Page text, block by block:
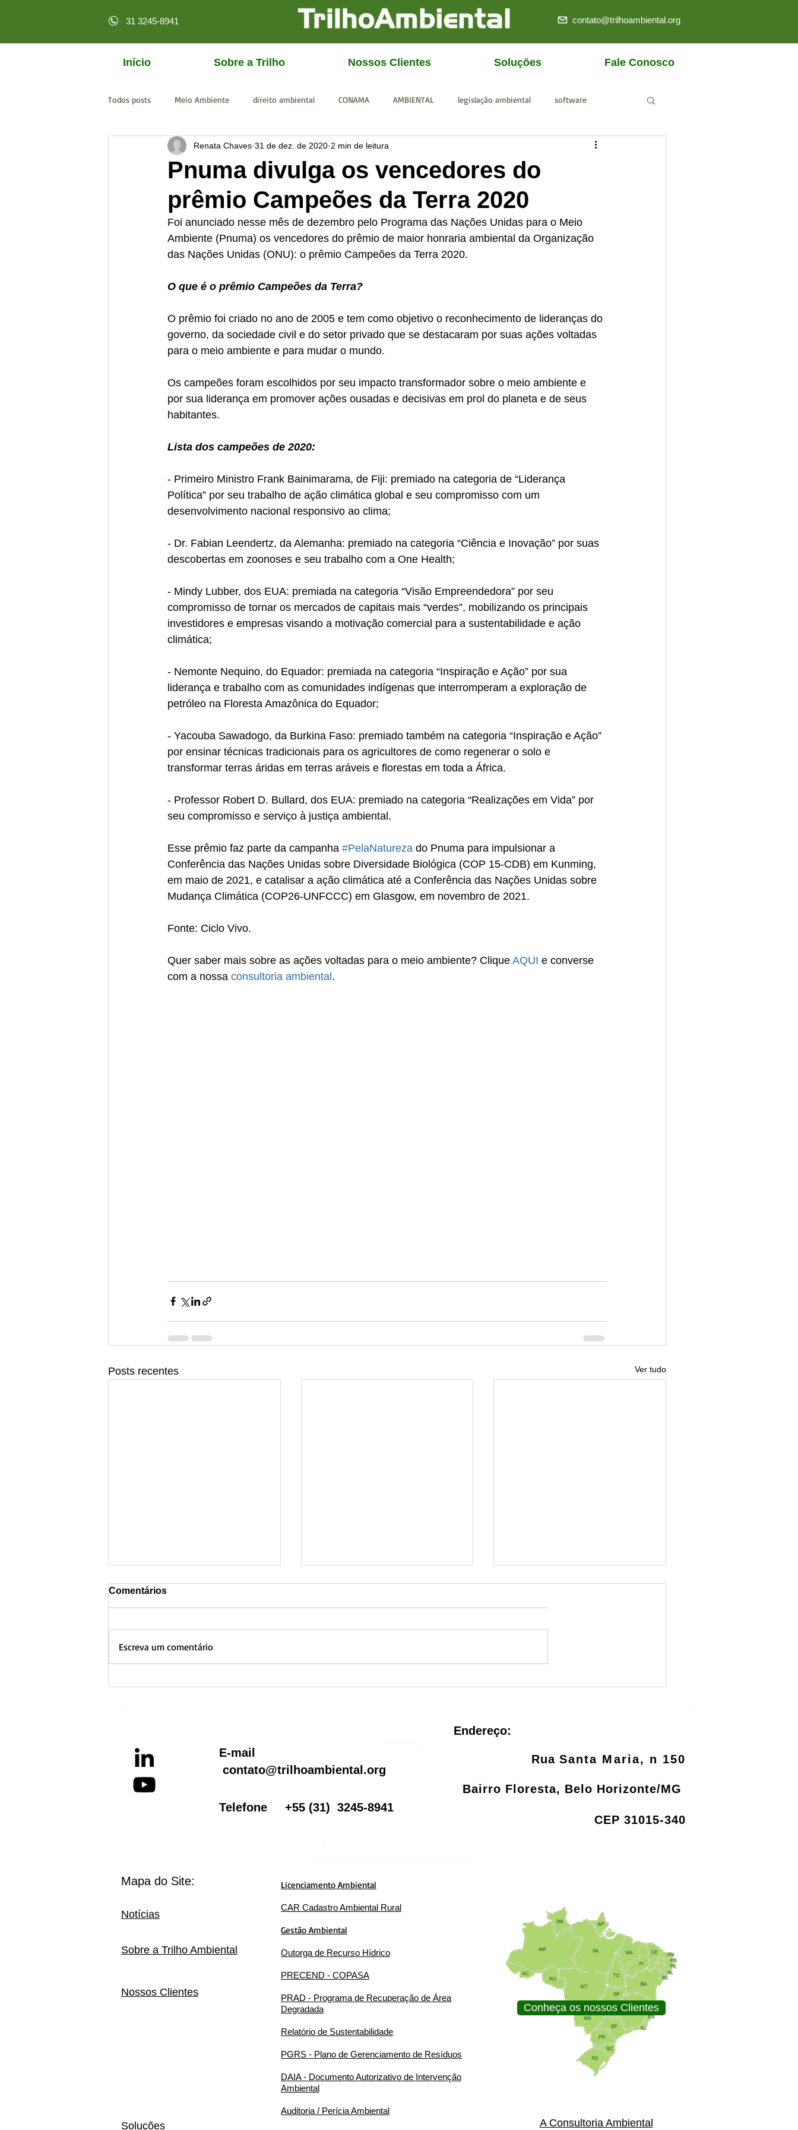
31 3245-8941 contato@trilhoambiental.org
Início Sobre a Trilho Nossos Clientes Soluçōes Fale Conosco
Todos posts Meio Ambiente direito ambiental CONAMA AMBIENTAL legislação ambiental software
licenciamento online MPF CGU IBAMA SISEMA
Pnuma divulga os vencedores do
prêmio Campeões da Terra 2020
Renata Chaves 31 de dez. de 2020 2 min de leitura
Foi anunciado nesse mês de dezembro pelo Programa das Nações Unidas para o Meio
Ambiente (Pnuma) os vencedores do prêmio de maior honraria ambiental da Organização
das Nações Unidas (ONU): o prêmio Campeões da Terra 2020.
O que é o prêmio Campeões da Terra?
O prêmio foi criado no ano de 2005 e tem como objetivo o reconhecimento de lideranças do
governo, da sociedade civil e do setor privado que se destacaram por suas ações voltadas
para o meio ambiente e para mudar o mundo.
Os campeões foram escolhidos por seu impacto transformador sobre o meio ambiente e
por sua liderança em promover ações ousadas e decisivas em prol do planeta e de seus
habitantes.
Lista dos campeões de 2020:
- Primeiro Ministro Frank Bainimarama, de Fiji: premiado na categoria de “Liderança
Política” por seu trabalho de ação climática global e seu compromisso com um
desenvolvimento nacional responsivo ao clima;
- Dr. Fabian Leendertz, da Alemanha: premiado na categoria “Ciência e Inovação” por suas
descobertas em zoonoses e seu trabalho com a One Health;
- Mindy Lubber, dos EUA: premiada na categoria “Visão Empreendedora” por seu
compromisso de tornar os mercados de capitais mais “verdes”, mobilizando os principais
investidores e empresas visando a motivação comercial para a sustentabilidade e ação
climática;
- Nemonte Nequino, do Equador: premiada na categoria “Inspiração e Ação” por sua
liderança e trabalho com as comunidades indígenas que interromperam a exploração de
petróleo na Floresta Amazônica do Equador;
- Yacouba Sawadogo, da Burkina Faso: premiado também na categoria “Inspiração e Ação”
por ensinar técnicas tradicionais para os agricultores de como regenerar o solo e
transformar terras áridas em terras aráveis e florestas em toda a África.
- Professor Robert D. Bullard, dos EUA: premiado na categoria “Realizações em Vida” por
seu compromisso e serviço à justiça ambiental.
Esse prêmio faz parte da campanha #PelaNatureza do Pnuma para impulsionar a
Conferência das Nações Unidas sobre Diversidade Biológica (COP 15-CDB) em Kunming,
em maio de 2021, e catalisar a ação climática até a Conferência das Nações Unidas sobre
Mudança Climática (COP26-UNFCCC) em Glasgow, em novembro de 2021.
Fonte: Ciclo Vivo.
Quer saber mais sobre as ações voltadas para o meio ambiente? Clique AQUI e converse
com a nossa consultoria ambiental .
Posts recentes Ver tudo
Comentários
Escreva um comentário
E-mail
contato@trilhoambiental.org
Telefone +55 (31) 3245-8941
Endereço:
RuaSanta Maria, n 150
Bairro Floresta, Belo Horizonte/MG
CEP 31015-340
Sobre a Trilho Ambiental
Notícias
Nossos Clientes
Soluções
Mapa do Site: Licenciamento Ambiental
CAR Cadastro Ambiental Rural
Gestão Ambiental
Outorga de Recurso Hídrico
PRECEND - COPASA
PRAD - Programa de Recuperação de Área
Degradada
Relatório de Sustentabilidade
PGRS - Plano de Gerenciamento de Resíduos
DAIA - Documento Autorizativo de Intervenção
Ambiental
Auditoria / Perícia Ambiental
Conheça os nossos Clientes
A Consultoria Ambiental